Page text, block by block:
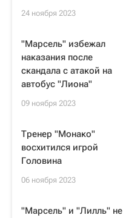
24 ноября 2023
"Марсель" избежал
наказания после
скандала с атакой на
автобус "Лиона"
09 ноября 2023
Тренер "Монако"
восхитился игрой
Головина
06 ноября 2023
"Марсель" и "Лилль" не